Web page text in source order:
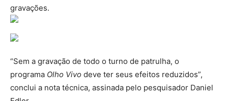
gravações.
“Sem a gravação de todo o turno de patrulha, o
programa Olho Vivo deve ter seus efeitos reduzidos”,
conclui a nota técnica, assinada pelo pesquisador Daniel